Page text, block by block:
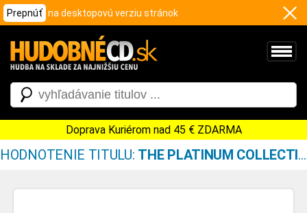
Prepnúť na desktopovú verziu stránok
Doprava Kuriérom nad 45 € ZDARMA
HODNOTENIE TITULU: THE PLATINUM COLLECTION